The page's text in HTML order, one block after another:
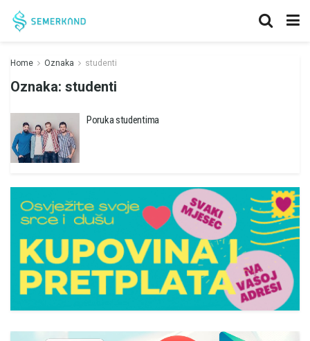
Home Oznaka studenti
Oznaka: studenti
Poruka studentima